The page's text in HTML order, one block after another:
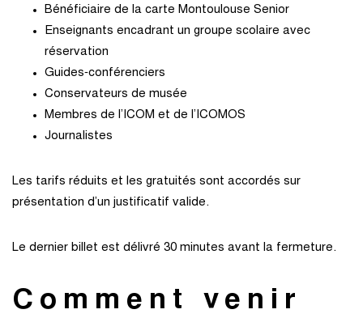
Bénéficiaire de la carte Montoulouse Senior
Enseignants encadrant un groupe scolaire avec
réservation
Guides‑conférenciers
Conservateurs de musée
Membres de l’ICOM et de l’ICOMOS
Journalistes
Les tarifs réduits et les gratuités sont accordés sur
présentation d’un justificatif valide.
Le dernier billet est délivré 30 minutes avant la fermeture.
Comment venir